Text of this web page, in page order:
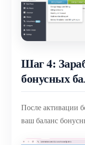
Шаг 4:
бонусных
После активации
ваш баланс